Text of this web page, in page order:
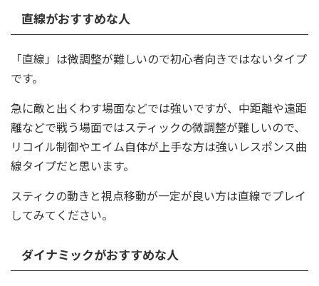
直線がおすすめな人
「直線」は微調整が難しいので初心者向きではないタイプ
です。
急に敵と出くわす場面などでは強いですが、中距離や遠距
離などで戦う場面ではスティックの微調整が難しいので、
リコイル制御やエイム自体が上手な方は強いレスポンス曲
線タイプだと思います。
スティクの動きと視点移動が一定が良い方は直線でプレイ
してみてください。
ダイナミックがおすすめな人